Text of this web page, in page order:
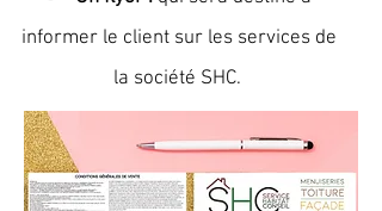
informer le client sur les services de
la société SHC.